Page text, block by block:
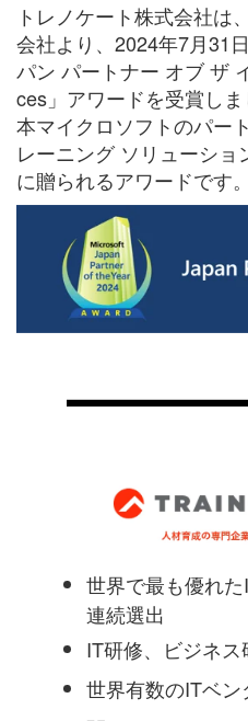
トレノケート株式会社は
会社より、2024年7月31
パン パートナー オブ ザ
ces」アワードを受賞し
本マイクロソフトのパー
レーニング ソリューシ
に贈られるアワードです。
世界で最も優れ
連続選出
IT研修、ビジネ
世界有数のITベ